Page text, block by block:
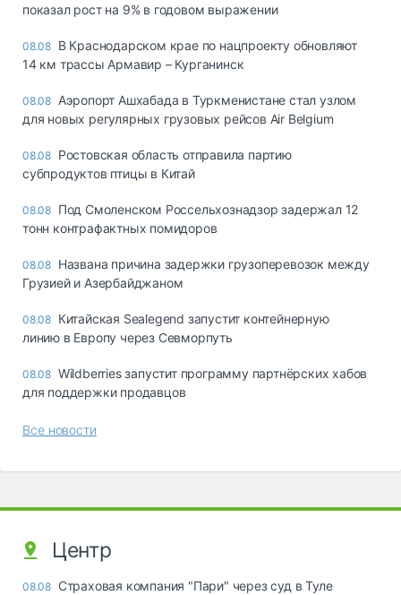
показал рост на 9% в годовом выражении
08.08 В Краснодарском крае по нацпроекту обновляют
14 км трассы Армавир – Курганинск
08.08 Аэропорт Ашхабада в Туркменистане стал узлом
для новых регулярных грузовых рейсов Air Belgium
08.08 Ростовская область отправила партию
субпродуктов птицы в Китай
08.08 Под Смоленском Россельхознадзор задержал 12
тонн контрафактных помидоров
08.08 Названа причина задержки грузоперевозок между
Грузией и Азербайджаном
08.08 Китайская Sealegend запустит контейнерную
линию в Европу через Севморпуть
08.08 Wildberries запустит программу партнёрских хабов
для поддержки продавцов
Все новости
Центр
08.08 Страховая компания "Пари" через суд в Туле